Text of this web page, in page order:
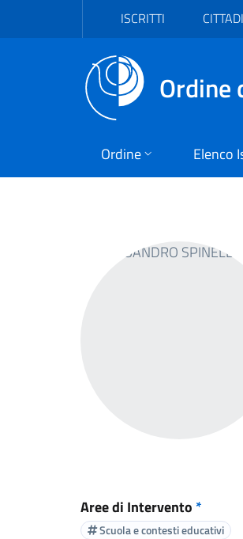
Vai al contenuto principale
ISCRITTI
Ordine
Ordine Elenco
Aree di Intervento *
Scuola e contesti educativi